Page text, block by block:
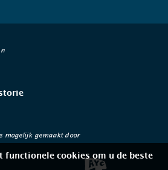
mogelijk gemaakt door
functionele cookies om u de beste